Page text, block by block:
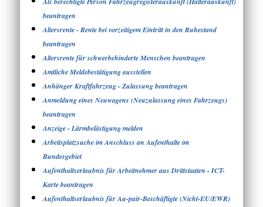
beantragen
Altersrente - Rente bei vorzeitigem Eintritt in den Ruhestand
beantragen
Altersrente für schwerbehinderte Menschen beantragen
Amtliche Meldebestätigung ausstellen
Anhänger Kraftfahrzeug - Zulassung beantragen
Anmeldung eines Neuwagens (Neuzulassung eines Fahrzeugs)
beantragen
Anzeige - Lärmbelästigung melden
Arbeitsplatzsuche im Anschluss an Aufenthalte im
Bundesgebiet
Aufenthaltserlaubnis für Arbeitnehmer aus Drittstaaten - ICT-
Karte beantragen
Aufenthaltserlaubnis für Au-pair-Beschäftigte (Nicht-EU/EWR)